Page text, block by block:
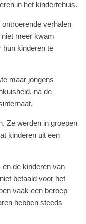
in het kindertehuis.
verhalen
meer kwam
hun kinderen te
maar jongens
na de
Ze werden in groepen
kinderen uit een
en de kinderen van
betaald voor het
vaak een beroep
hebben steeds